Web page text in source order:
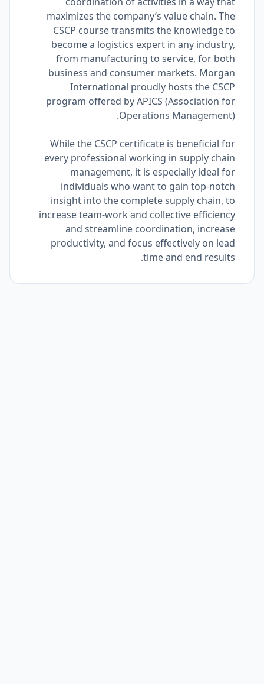
maximizes the company’s value chain. The
CSCP course transmits the knowledge to
become a logistics expert in any industry,
from manufacturing to service, for both
business and consumer markets. Morgan
International proudly hosts the CSCP
program offered by APICS (Association for
Operations Management).
While the CSCP certificate is beneficial for
every professional working in supply chain
management, it is especially ideal for
individuals who want to gain top-notch
insight into the complete supply chain, to
increase team-work and collective efficiency
and streamline coordination, increase
productivity, and focus effectively on lead
time and end results.